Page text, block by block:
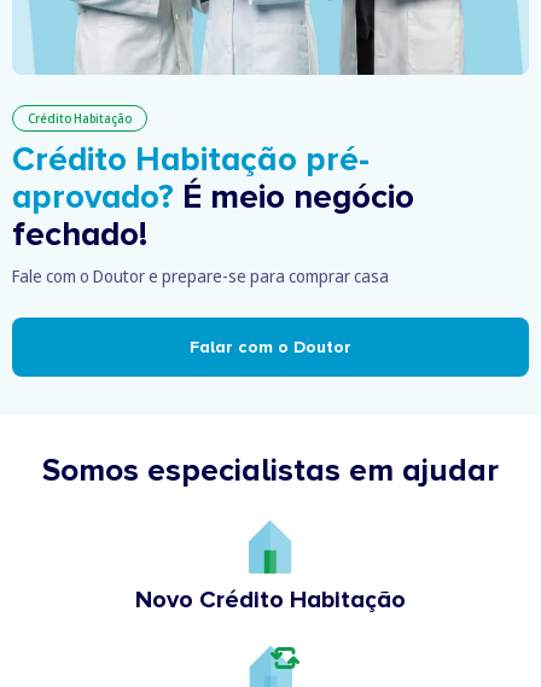
Crédito Habitação
Crédito Habitação pré-
aprovado? É meio negócio
fechado!
Fale com o Doutor e prepare-se para comprar casa
Falar com o Doutor
Somos especialistas em ajudar
Novo Crédito Habitação